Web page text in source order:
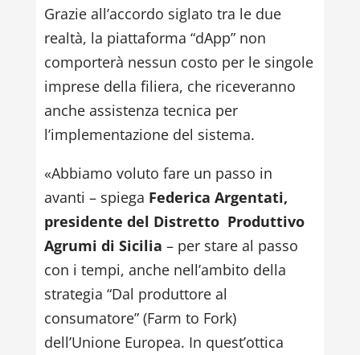
Grazie all’accordo siglato tra le due
realtà, la piattaforma “dApp” non
comporterà nessun costo per le singole
imprese della filiera, che riceveranno
anche assistenza tecnica per
l’implementazione del sistema.
«Abbiamo voluto fare un passo in
avanti – spiega Federica Argentati,
presidente del Distretto Produttivo
Agrumi di Sicilia – per stare al passo
con i tempi, anche nell’ambito della
strategia “Dal produttore al
consumatore” (Farm to Fork)
dell’Unione Europea. In quest’ottica